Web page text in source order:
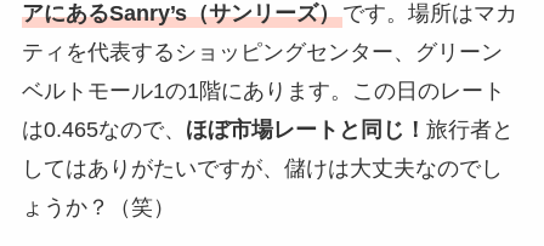
アにあるSanry’s（サンリーズ）です。場所はマカ
ティを代表するショッピングセンター、グリーン
ベルトモール1の1階にあります。この日のレート
は0.465なので、 ほぼ市場レートと同じ！ 旅行者と
してはありがたいですが、儲けは大丈夫なのでし
ょうか？（笑）